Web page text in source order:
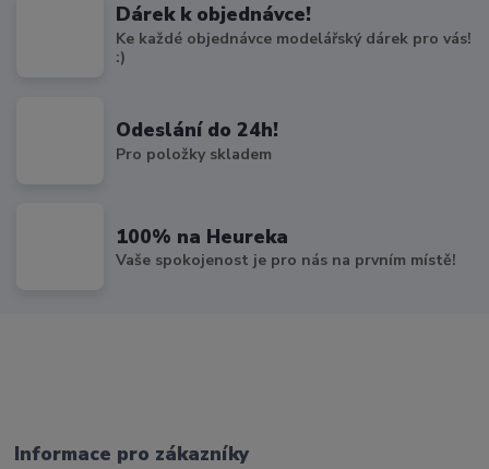
Dárek k objednávce!
Ke každé objednávce modelářský dárek pro vás!
:)
Odeslání do 24h!
Pro položky skladem
100% na Heureka
Vaše spokojenost je pro nás na prvním místě!
Informace pro zákazníky